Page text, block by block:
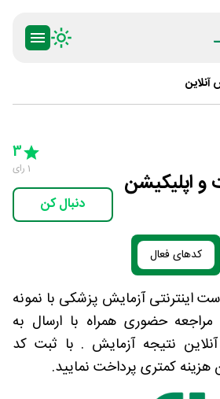
آنلاین
اپلیکیشن
5 Stars
3
1 رای
دنبال کن
کدهای فعال
اینترنتی آزمایش پزشکی با نمونه
حضوری همراه با ارسال به
آنلاین نتیجه آزمایش . با ثبت کد
کمتری پرداخت نمایید.